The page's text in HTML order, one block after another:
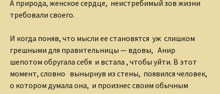
А природа, женское сердце, неистребимый зов жизни
требовали своего.
И когда поняв, что мысли ее становятся уж слишком
грешными для правительницы — вдовы, Анир
шепотом обругала себя и встала , чтобы уйти. В этот
момент, словно вынырнув из стены, появился человек,
о котором думала она, и произнес своим обычным